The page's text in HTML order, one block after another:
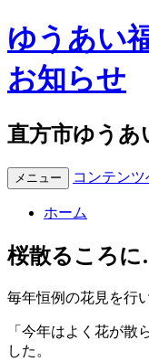
ゆうあい
お知らせ
直方市ゆうあ
メニュー コンテンツ
ホーム
桜散るころ
毎年恒例の花見を行
「今年はよく花が散
した。